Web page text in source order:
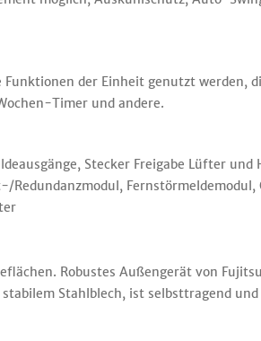
der Einheit genutzt werden,
Timer und andere.
Stecker Freigabe Lüfter
Robustes Außengerät von
Stahlblech, ist selbsttragend